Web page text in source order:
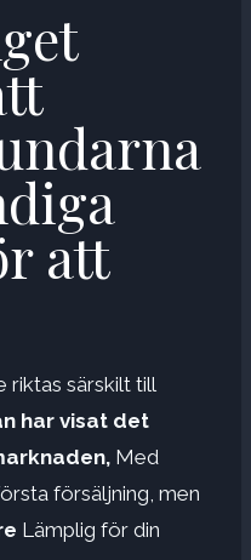
att
riktas särskilt till
har visat det
Med
försäljning, men
Lämplig för din